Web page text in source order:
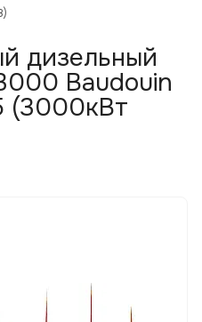
дизельный
Baudouin
(3000кВт